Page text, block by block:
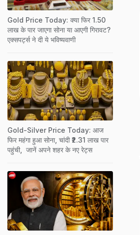
Gold Price Today: क्या फिर 1.50
लाख के पार जाएगा सोना या आएगी गिरावट?
एक्सपर्ट्स ने दी ये भविष्यवाणी
Gold-Silver Price Today: आज
फिर महंगा हुआ सोना, चांदी ₹2.31 लाख पार
पहुंची, जानें अपने शहर के नए रेट्स